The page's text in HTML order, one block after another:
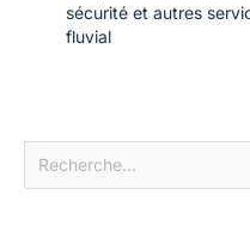
sécurité et autres
fluvial